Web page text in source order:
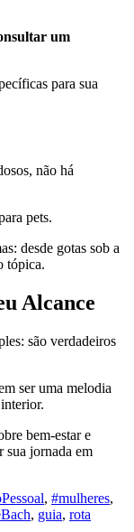
um
para sua
não há
pets.
desde gotas sob a
tópica.
Alcance
são verdadeiros
ser uma melodia
bem-estar e
sua jornada em
, #mulheres,
, guia, rota